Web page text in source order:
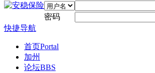
密码
快捷导航
首页Portal
加州
论坛BBS